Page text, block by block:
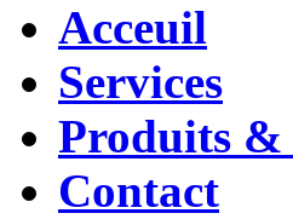
Acceuil
Services
Produits &
Contact